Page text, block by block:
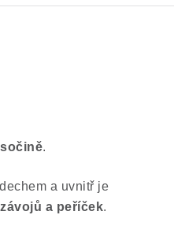
.
a uvnitř je
a peříček.